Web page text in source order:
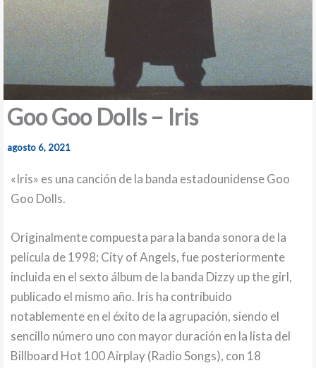
Goo Goo Dolls – Iris
agosto 6, 2021
«Iris» es una canción de la banda estadounidense Goo
Goo Dolls.
Originalmente compuesta para la banda sonora de la
película de 1998; City of Angels, fue posteriormente
incluida en el sexto álbum de la banda Dizzy up the girl,
publicado el mismo año. Iris ha contribuido
notablemente en el éxito de la agrupación, siendo el
sencillo número uno con mayor duración en la lista del
Billboard Hot 100 Airplay (Radio Songs), con 18